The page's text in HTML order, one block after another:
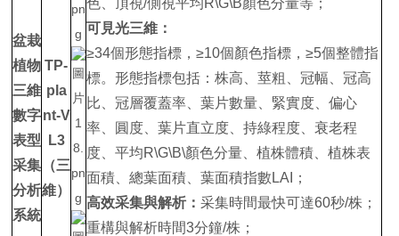
盆栽
植物
三維
數字
表型
采集
分析
系統
TP-
pla
nt-V
L3
（三
維）
色、頂視/側視平均R\G\B顏色分量等；
可見光三維：
≥34個形態指標，≥10個顏色指標，≥5個整體指
標。形態指標包括：株高、莖粗、冠幅、冠高
比、冠層覆蓋率、葉片數量、緊實度、偏心
率、圓度、葉片直立度、持綠程度、衰老程
度、平均R\G\B\顏色分量、植株體積、植株表
面積、總葉面積、葉面積指數LAI；
高效采集與解析：采集時間最快可達60秒/株；
重構與解析時間3分鐘/株；